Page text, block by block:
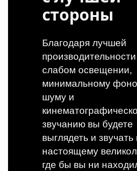
стороны
Благодаря лучшей
слабом освещении,
минимальному
шуму и
звучанию вы будете
выглядеть и звучать
настоящему
где бы вы ни